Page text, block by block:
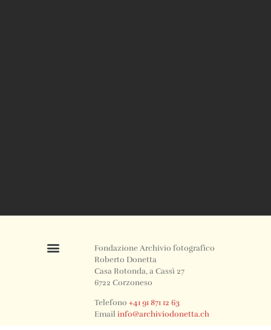
Fondazione Archivio fotografico
Roberto Donetta
Casa Rotonda, a Cassì 27
6722 Corzoneso
Telefono+41 91 871 12 63
Emailinfo@archiviodonetta.ch